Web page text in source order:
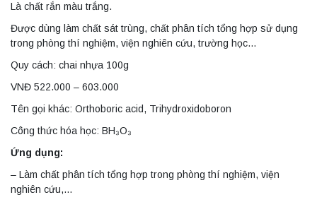
Là chất rắn màu trắng.
Được dùng làm chất sát trùng, chất phân tích tổng hợp sử dụng
trong phòng thí nghiệm, viện nghiên cứu, trường học…
Quy cách: chai nhựa 100g
VNĐ 522.000 – 603.000
Tên gọi khác: Orthoboric acid, Trihydroxidoboron
Công thức hóa học: BH₃O₃
Ứng dụng:
– Làm chất phân tích tổng hợp trong phòng thí nghiệm, viện
nghiên cứu,…